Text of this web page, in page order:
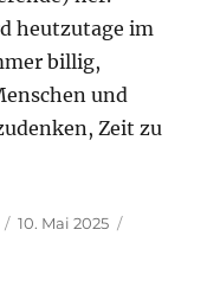
heutzutage im
billig,
und
Zeit zu
Veröffentlicht
10. Mai 2025